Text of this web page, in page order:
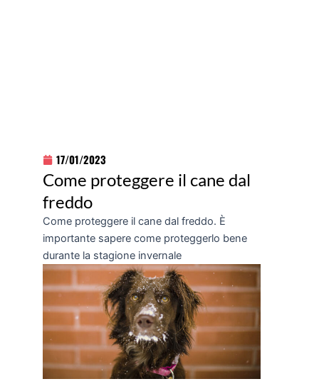
17/01/2023
Come proteggere il cane dal
freddo
Come proteggere il cane dal freddo. È
importante sapere come proteggerlo bene
durante la stagione invernale